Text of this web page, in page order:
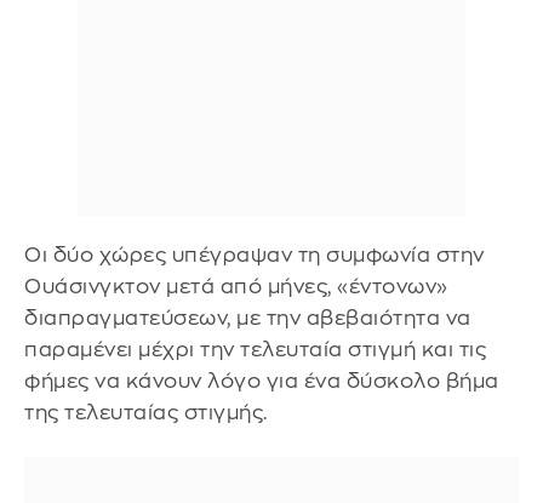
Οι δύο χώρες υπέγραψαν τη συμφωνία στην
Ουάσινγκτον μετά από μήνες, «έντονων»
διαπραγματεύσεων, με την αβεβαιότητα να
παραμένει μέχρι την τελευταία στιγμή και τις
φήμες να κάνουν λόγο για ένα δύσκολο βήμα
της τελευταίας στιγμής.